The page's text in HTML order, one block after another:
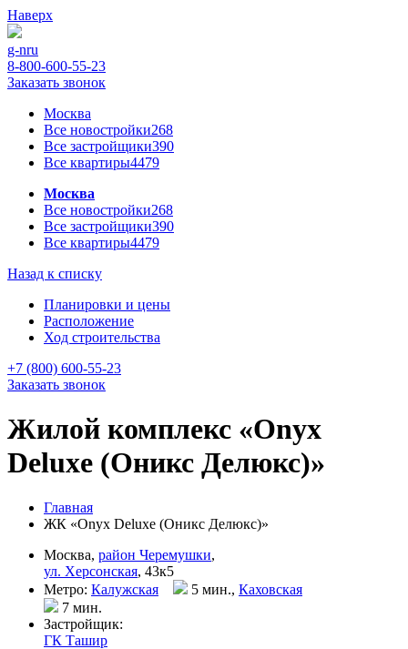
Наверх
g-nru
8-800-600-55-23
Заказать звонок
Москва
Все новостройки268
Все застройщики390
Все квартиры4479
Москва
Все новостройки268
Все застройщики390
Все квартиры4479
Назад к списку
Планировки и цены
Расположение
Ход строительства
+7 (800) 600-55-23
Заказать звонок
Жилой комплекс «Onyx
Deluxe (Оникс Делюкс)»
Главная
ЖК «Onyx Deluxe (Оникс Делюкс)»
Москва, район Черемушки,
ул. Херсонская, 43к5
Метро: Калужская 5 мин., Каховская
7 мин.
Застройщик:
ГК Ташир